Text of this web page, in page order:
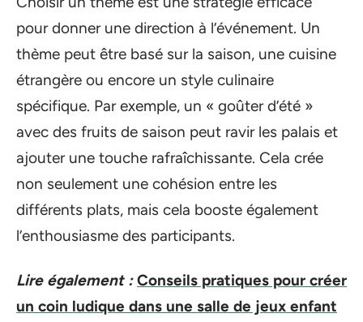
pour donner une direction à l’événement. Un
thème peut être basé sur la saison, une cuisine
étrangère ou encore un style culinaire
spécifique. Par exemple, un « goûter d’été »
avec des fruits de saison peut ravir les palais et
ajouter une touche rafraîchissante. Cela crée
non seulement une cohésion entre les
différents plats, mais cela booste également
l’enthousiasme des participants.
Lire également : Conseils pratiques pour créer
un coin ludique dans une salle de jeux enfant